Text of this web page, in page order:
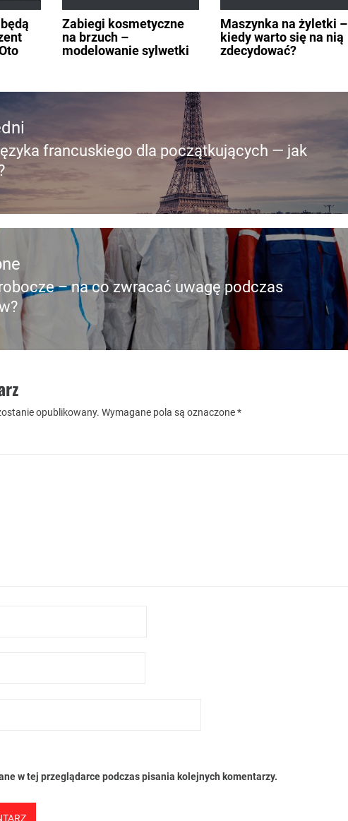
Zabiegi kosmetyczne
na brzuch –
modelowanie sylwetki
Maszynka na żyletki –
kiedy warto się na nią
zdecydować?
francuskiego dla początkujących — jak
– na co zwracać uwagę podczas
opublikowany. Wymagane pola są oznaczone*
w tej przeglądarce podczas pisania kolejnych komentarzy.